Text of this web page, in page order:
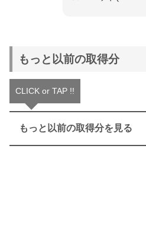
もっと以前の取得分
CLICK or TAP !!
もっと以前の取得分を見る